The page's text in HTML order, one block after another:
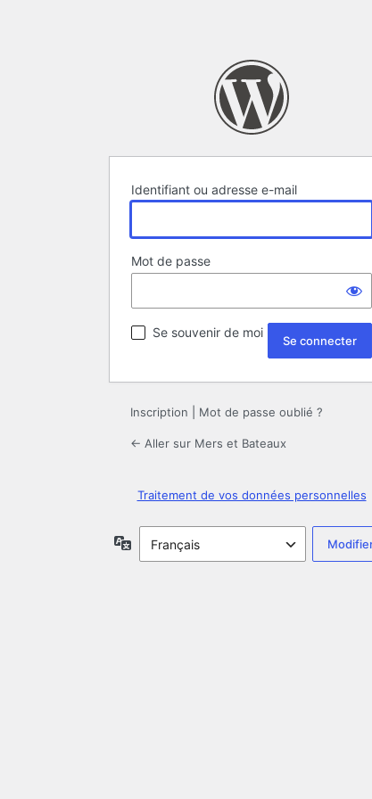
Identifiant ou adresse e-mail
Mot de passe
Se souvenir de moi
Inscription Mot de passe oublié ?
← Aller sur Mers et Bateaux
Traitement de vos données personnelles
Langue